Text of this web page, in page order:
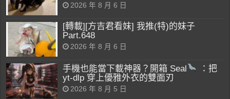
2026 年 8 月 6 日
[轉載][方吉君看妹] 我推(特)的妹子
Part.648
2026 年 8 月 6 日
手機也能當下載神器？開箱 Seal
：把
yt-dlp 穿上優雅外衣的雙面刃
2026 年 8 月 5 日